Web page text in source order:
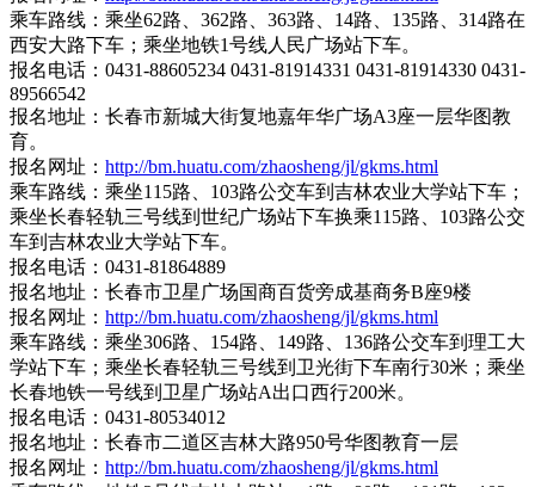
乘车路线：乘坐62路、362路、363路、14路、135路、314路在
西安大路下车；乘坐地铁1号线人民广场站下车。
报名电话：0431-88605234 0431-81914331 0431-81914330 0431-
89566542
报名地址：长春市新城大街复地嘉年华广场A3座一层华图教
育。
报名网址： http://bm.huatu.com/zhaosheng/jl/gkms.html
乘车路线：乘坐115路、103路公交车到吉林农业大学站下车；
乘坐长春轻轨三号线到世纪广场站下车换乘115路、103路公交
车到吉林农业大学站下车。
报名电话：0431-81864889
报名地址：长春市卫星广场国商百货旁成基商务B座9楼
报名网址： http://bm.huatu.com/zhaosheng/jl/gkms.html
乘车路线：乘坐306路、154路、149路、136路公交车到理工大
学站下车；乘坐长春轻轨三号线到卫光街下车南行30米；乘坐
长春地铁一号线到卫星广场站A出口西行200米。
报名电话：0431-80534012
报名地址：长春市二道区吉林大路950号华图教育一层
报名网址： http://bm.huatu.com/zhaosheng/jl/gkms.html